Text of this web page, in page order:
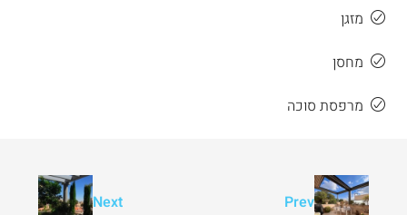
מזגן
מחסן
מרפסת סוכה
Prev
Next